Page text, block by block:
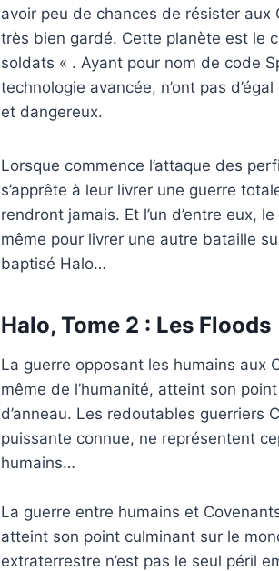
avoir peu de chances de résister
très bien gardé. Cette planète est le
soldats « . Ayant pour nom de code
technologie avancée, n’ont pas
et dangereux.
Lorsque commence l’attaque des
s’apprête à leur livrer une guerre
rendront jamais. Et l’un d’entre eux,
même pour livrer une autre bataille
baptisé Halo…
Halo, Tome 2 : Les Floods
La guerre opposant les humains aux
même de l’humanité, atteint son
d’anneau. Les redoutables guerriers
puissante connue, ne représentent
humains…
La guerre entre humains et
atteint son point culminant sur le
extraterrestre n’est pas le seul péril